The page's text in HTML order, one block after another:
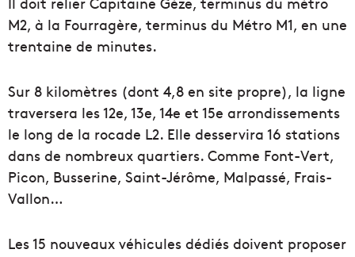
M2, à la Fourragère, terminus du Métro M1, en une
trentaine de minutes.
Sur 8 kilomètres (dont 4,8 en site propre), la ligne
traversera les 12e, 13e, 14e et 15e arrondissements
le long de la rocade L2. Elle desservira 16 stations
dans de nombreux quartiers. Comme Font-Vert,
Picon, Busserine, Saint-Jérôme, Malpassé, Frais-
Vallon…
Les 15 nouveaux véhicules dédiés doivent proposer